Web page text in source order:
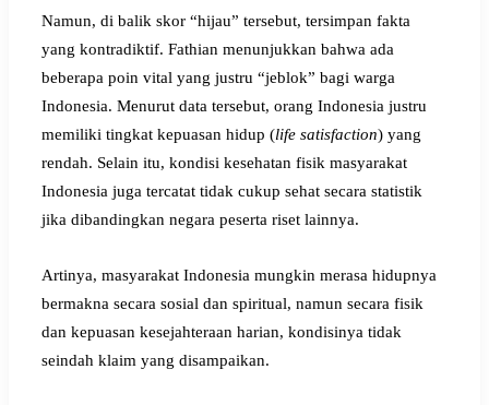
Namun, di balik skor “hijau” tersebut, tersimpan fakta
yang kontradiktif. Fathian menunjukkan bahwa ada
beberapa poin vital yang justru “jeblok” bagi warga
Indonesia. Menurut data tersebut, orang Indonesia justru
memiliki tingkat kepuasan hidup (life satisfaction) yang
rendah. Selain itu, kondisi kesehatan fisik masyarakat
Indonesia juga tercatat tidak cukup sehat secara statistik
jika dibandingkan negara peserta riset lainnya.
Artinya, masyarakat Indonesia mungkin merasa hidupnya
bermakna secara sosial dan spiritual, namun secara fisik
dan kepuasan kesejahteraan harian, kondisinya tidak
seindah klaim yang disampaikan.